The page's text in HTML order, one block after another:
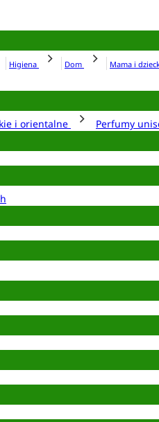
Higiena Dom Mama i
i orientalne Perfumy